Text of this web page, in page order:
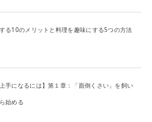
る10のメリットと料理を趣味にする5つの方法
上手になるには】第１章：「面倒くさい」を飼い
始める